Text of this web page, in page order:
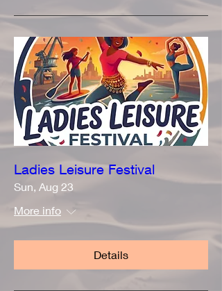
Ladies Leisure Festival
Sun, Aug 23
More info
Details